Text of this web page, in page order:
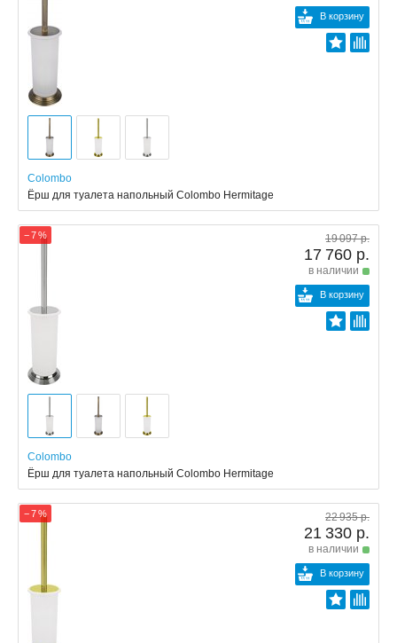
В корзину
Colombo
Ёрш для туалета напольный Colombo Hermitage
− 7 % 19 097 р.
17 760 р.
в наличии
В корзину
Colombo
Ёрш для туалета напольный Colombo Hermitage
− 7 % 22 935 р.
21 330 р.
в наличии
В корзину